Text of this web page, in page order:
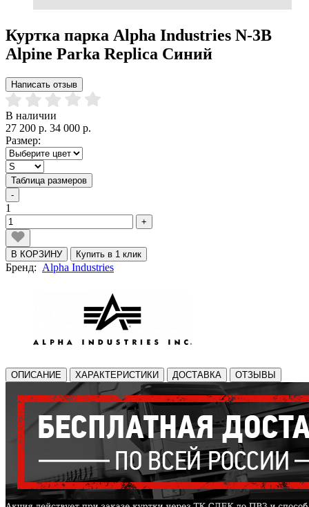
Куртка парка Alpha Industries N-3B
Alpine Parka Replica Синий
Написать отзыв
В наличии
27 200 р. 34 000 р.
Размер:
Таблица размеров
-
1
+
В КОРЗИНУ Купить в 1 клик
Бренд: Alpha Industries
ОПИСАНИЕ ХАРАКТЕРИСТИКИ ДОСТАВКА ОТЗЫВЫ